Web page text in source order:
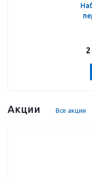
Набор чайный на 6
Акции Все акции